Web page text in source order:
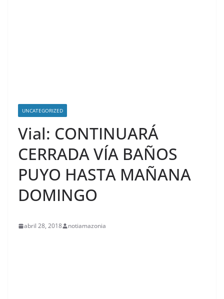
UNCATEGORIZED
Vial: CONTINUARÁ
CERRADA VÍA BAÑOS
PUYO HASTA MAÑANA
DOMINGO
abril 28, 2018 notiamazonia